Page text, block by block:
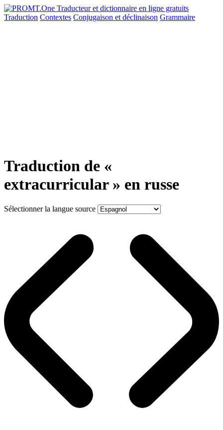
Traduction Contextes Conjugaison et déclinaison Grammaire
Traduction de «
extracurricular » en russe
Sélectionner la langue source